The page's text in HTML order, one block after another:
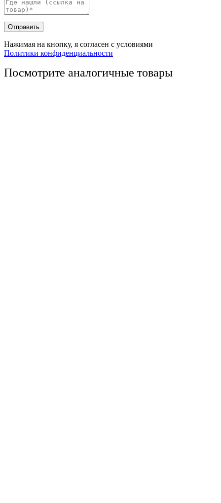
Отправить
Нажимая на кнопку, я согласен с условиями
Политики конфиденциальности
Посмотрите аналогичные товары